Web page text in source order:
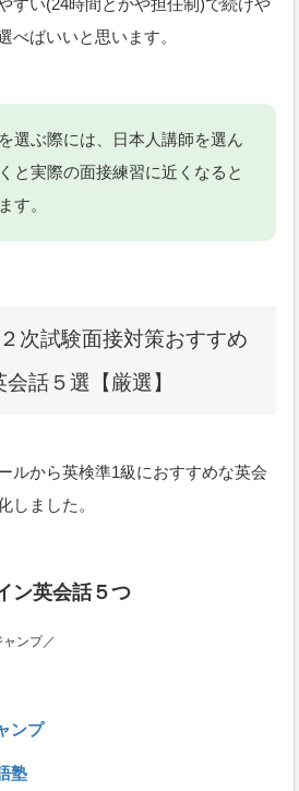
べばいいと思います。
選ぶ際には、日本人講師を選ん
と実際の面接練習に近くなると
す。
次試験面接対策おすすめ
話５選【厳選】
ルから英検準1級におすすめな英会
しました。
ン英会話５つ
ンプ／
ンプ
塾